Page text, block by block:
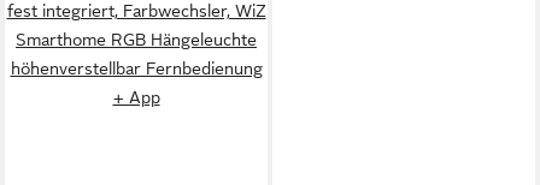
fest integriert, Farbwechsler, WiZ
Smarthome RGB Hängeleuchte
höhenverstellbar Fernbedienung
+ App